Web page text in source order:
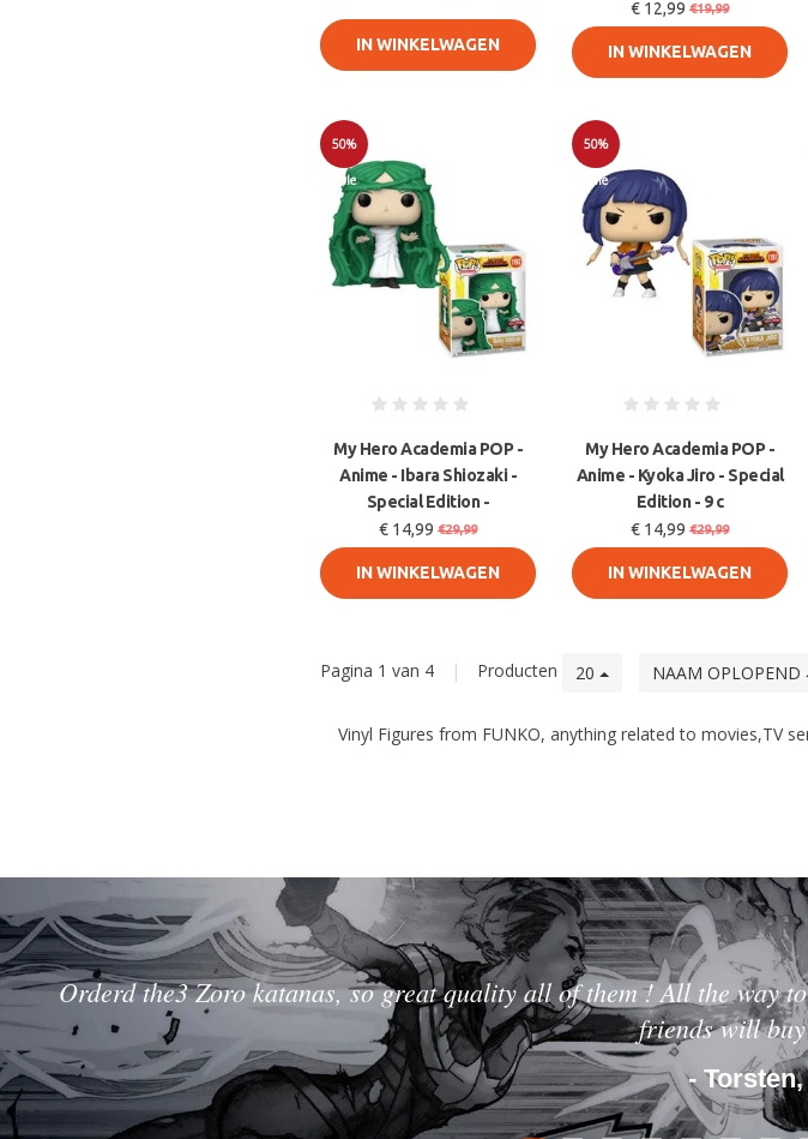
IN WINKELWAGEN
€ 12,99 €19,99
IN WINKELWAGEN
50%
Sale
My Hero Academia POP -
Anime - Ibara Shiozaki -
Special Edition -
€ 14,99 €29,99
IN WINKELWAGEN
50%
Sale
My Hero Academia POP -
Anime - Kyoka Jiro - Special
Edition - 9 c
€ 14,99 €29,99
IN WINKELWAGEN
Pagina 1 van 4 | Producten 20 NAAM OPLOPEND
Vinyl Figures from FUNKO, anything related to movies,TV
Orderd the3 Zoro katanas, so great quality all of them ! All the way
friends will
-